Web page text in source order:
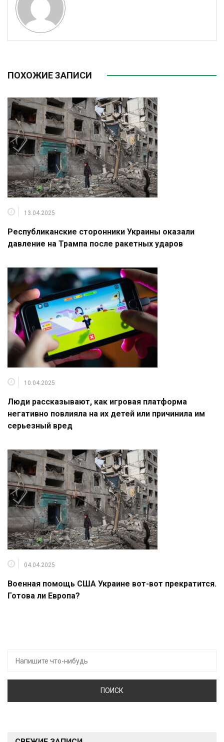
ПОХОЖИЕ ЗАПИСИ
13.04.2025
Республиканские сторонники Украины оказали
давление на Трампа после ракетных ударов
10.04.2025
Люди рассказывают, как игровая платформа
негативно повлияла на их детей или причинила им
серьезный вред
04.04.2025
Военная помощь США Украине вот-вот прекратится.
Готова ли Европа?